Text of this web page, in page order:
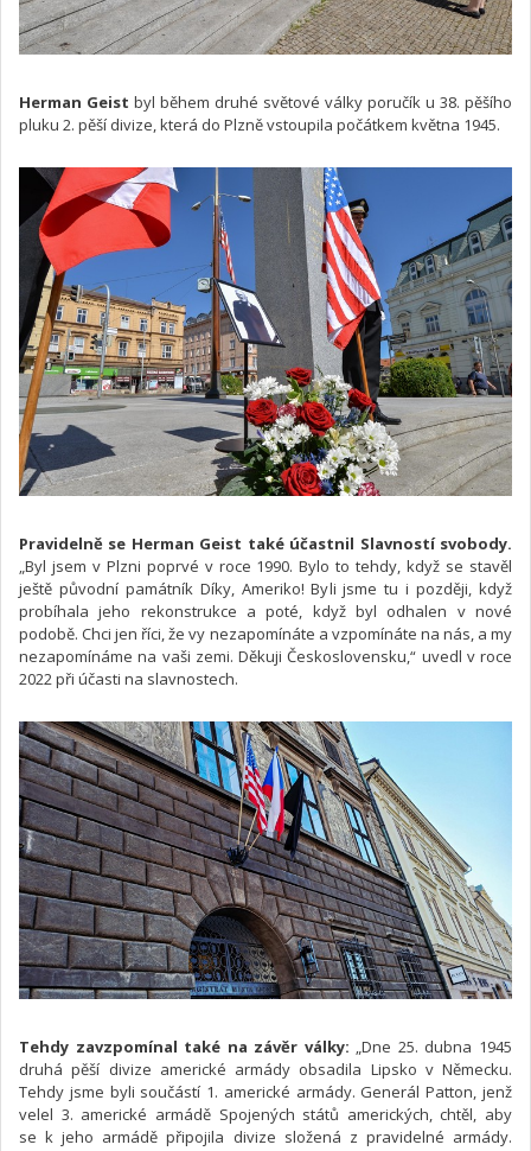
Herman Geist byl během druhé světové války poručík u 38. pěšího
pluku 2. pěší divize, která do Plzně vstoupila počátkem května 1945.
Pravidelně se Herman Geist také účastnil Slavností svobody.
„Byl jsem v Plzni poprvé v roce 1990. Bylo to tehdy, když se stavěl
ještě původní památník Díky, Ameriko! Byli jsme tu i později, když
probíhala jeho rekonstrukce a poté, když byl odhalen v nové
podobě. Chci jen říci, že vy nezapomínáte a vzpomínáte na nás, a my
nezapomínáme na vaši zemi. Děkuji Československu,“ uvedl v roce
2022 při účasti na slavnostech.
Tehdy zavzpomínal také na závěr války: „Dne 25. dubna 1945
druhá pěší divize americké armády obsadila Lipsko v Německu.
Tehdy jsme byli součástí 1. americké armády. Generál Patton, jenž
velel 3. americké armádě Spojených států amerických, chtěl, aby
se k jeho armádě připojila divize složená z pravidelné armády.